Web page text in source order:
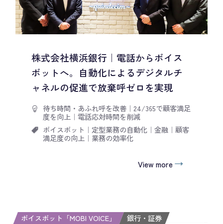
株式会社横浜銀行｜電話からボイス
ボットへ。自動化によるデジタルチ
ャネルの促進で放棄呼ゼロを実現
待ち時間・あふれ呼を改善｜ 24/365で顧客満足
度を向上｜ 電話応対時間を削減
ボイスボット ｜ 定型業務の自動化｜ 金融 ｜ 顧客
満足度の向上 ｜ 業務の効率化
View more
ボイスボット「MOBI VOICE」 銀行・証券